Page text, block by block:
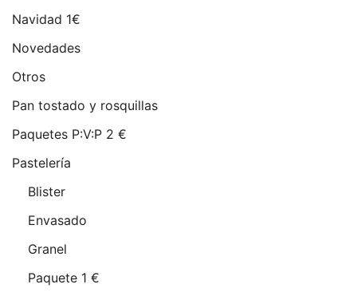
Navidad 1€
Novedades
Otros
Pan tostado y rosquillas
Paquetes P:V:P 2 €
Pastelería
Blister
Envasado
Granel
Paquete 1 €